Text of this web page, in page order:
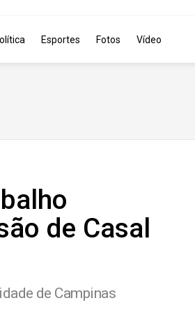
Esportes Fotos Vídeo
de Casal
de Campinas